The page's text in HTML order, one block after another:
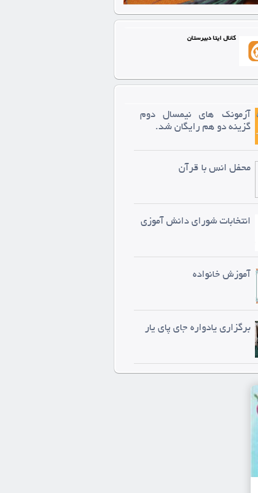
کانال ایتا دبیرستان
آزمونک های نیمسال دوم
گزینه دو هم رایگان شد.
محفل انس با قرآن
انتخابات شورای دانش آموزی
آموزش خانواده
برگزاری یادواره جای پای یار